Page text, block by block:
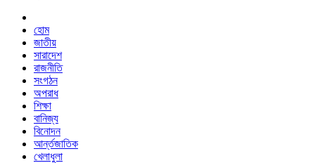
হোম
জাতীয়
সারাদেশ
রাজনীতি
সংগঠন
অপরাধ
শিক্ষা
বানিজ্য
বিনোদন
আর্ন্তজাতিক
খেলাধুলা